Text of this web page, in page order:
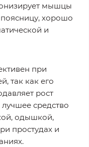
мышцы
хорошо
и
при
так как его
рост
средство
одышкой,
простудах и